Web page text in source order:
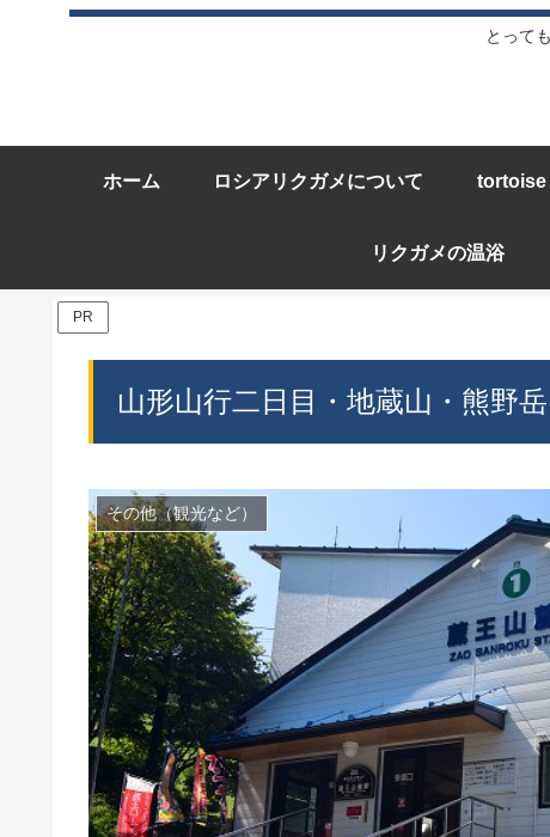
とって
ホーム ロシアリクガメについて tortoise
リクガメの温浴
PR
山形山行二日目・地蔵山・熊野
その他（観光など）